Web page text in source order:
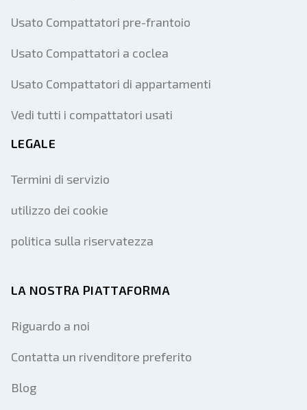
Usato Compattatori pre-frantoio
Usato Compattatori a coclea
Usato Compattatori di appartamenti
Vedi tutti i compattatori usati
LEGALE
Termini di servizio
utilizzo dei cookie
politica sulla riservatezza
LA NOSTRA PIATTAFORMA
Riguardo a noi
Contatta un rivenditore preferito
Blog